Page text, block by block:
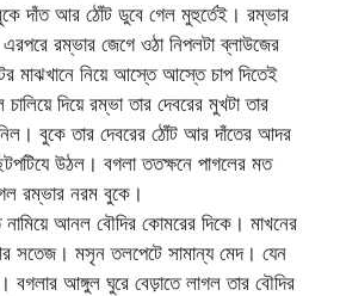
দাঁত আর ঠোঁট ডুবে গেল মুহুর্তেই। রম্ভার
রম্ভার জেগে ওঠা নিপলটা ব্লাউজের
মাঝখানে নিয়ে আস্তে আস্তে চাপ দিতেই
দিয়ে রম্ভা তার দেবরের মুখটা তার
বুকে তার দেবরের ঠোঁট আর দাঁতের আদর
উঠল। বগলা ততক্ষনে পাগলের মত
রম্ভার নরম বুকে।
আনল বৌদির কোমরের দিকে। মাখনের
মসৃন তলপেটে সামান্য মেদ। যেন
বগলার আঙ্গুল ঘুরে বেড়াতে লাগল তার বৌদির